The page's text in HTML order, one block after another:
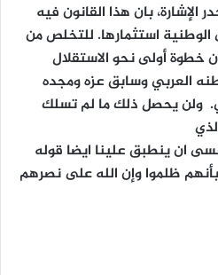
الإشارة، بان هذا القانون فيه
استثمارها. للتخلص من
خطوة أولى نحو الاستقلال
العربي وسابق عزه ومجده
ولن يحصل ذلك ما لم تسلك
ان ينطبق علينا ايضا قوله
ظلموا وإن الله على نصرهم